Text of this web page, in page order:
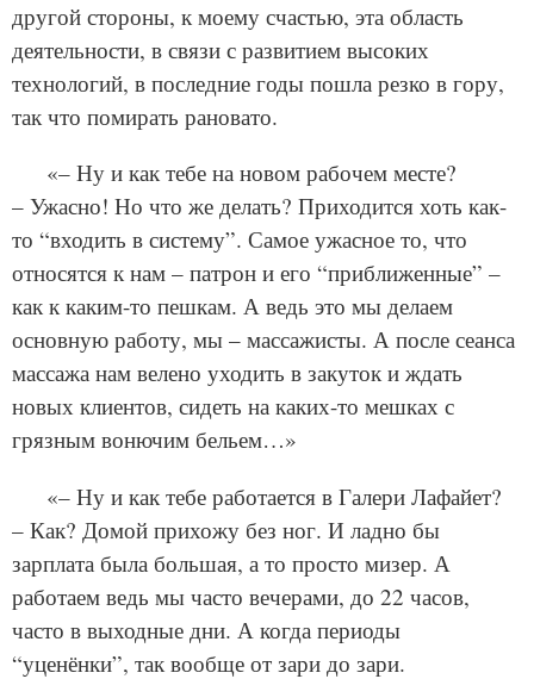
другой стороны, к моему счастью, эта область
деятельности, в связи с развитием высоких
технологий, в последние годы пошла резко в гору,
так что помирать рановато.
«– Ну и как тебе на новом рабочем месте?
– Ужасно! Но что же делать? Приходится хоть как-
то “входить в систему”. Самое ужасное то, что
относятся к нам – патрон и его “приближенные” –
как к каким-то пешкам. А ведь это мы делаем
основную работу, мы – массажисты. А после сеанса
массажа нам велено уходить в закуток и ждать
новых клиентов, сидеть на каких-то мешках с
грязным вонючим бельем…»
«– Ну и как тебе работается в Галери Лафайет?
– Как? Домой прихожу без ног. И ладно бы
зарплата была большая, а то просто мизер. А
работаем ведь мы часто вечерами, до 22 часов,
часто в выходные дни. А когда периоды
“уценёнки”, так вообще от зари до зари.